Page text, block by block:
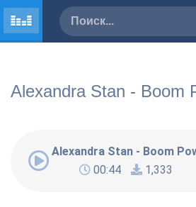
Alexandra Stan - Boom
Alexandra Stan - Boom
00:44
1,333